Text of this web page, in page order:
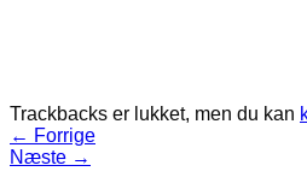
Trackbacks er lukket, men du kan
← Forrige
Næste →